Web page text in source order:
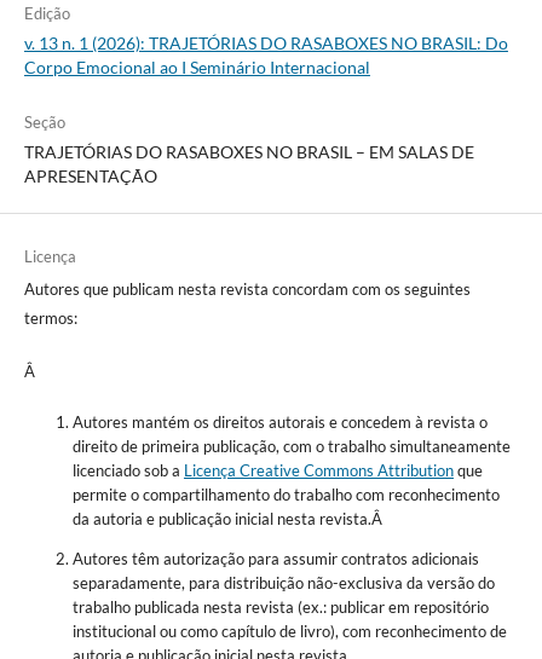
Edição
v. 13 n. 1 (2026): TRAJETÓRIAS DO RASABOXES NO BRASIL: Do
Corpo Emocional ao I Seminário Internacional
Seção
TRAJETÓRIAS DO RASABOXES NO BRASIL – EM SALAS DE
APRESENTAÇÃO
Licença
Autores que publicam nesta revista concordam com os seguintes
termos:
Â
Autores mantém os direitos autorais e concedem à revista o
direito de primeira publicação, com o trabalho simultaneamente
licenciado sob a Licença Creative Commons Attributionque
permite o compartilhamento do trabalho com reconhecimento
da autoria e publicação inicial nesta revista.Â
Autores têm autorização para assumir contratos adicionais
separadamente, para distribuição não-exclusiva da versão do
trabalho publicada nesta revista (ex.: publicar em repositório
institucional ou como capítulo de livro), com reconhecimento de